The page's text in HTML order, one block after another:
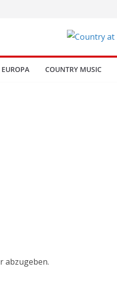
EUROPA COUNTRY MUSIC
abzugeben.